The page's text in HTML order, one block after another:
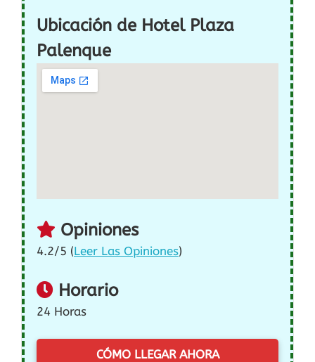
Ubicación de Hotel Plaza
Palenque
Opiniones
4.2/5 (Leer Las Opiniones)
Horario
24 Horas
CÓMO LLEGAR AHORA